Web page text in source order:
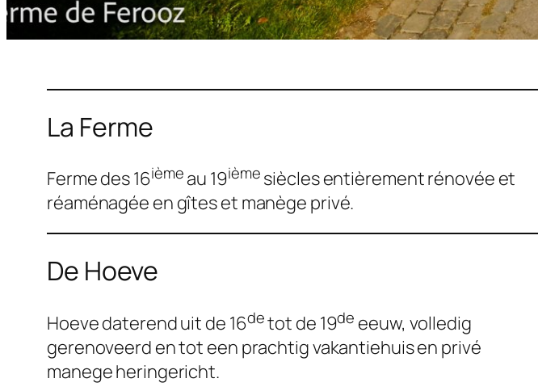
La Ferme
Ferme des 16ième au 19ième siècles entièrement rénovée et
réaménagée en gîtes et manège privé.
De Hoeve
Hoeve daterend uit de 16detot de 19de eeuw, volledig
gerenoveerd en tot een prachtig vakantiehuis en privé
manege heringericht.